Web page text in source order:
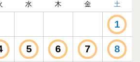
水 木 金 土
1
5 6 7 8